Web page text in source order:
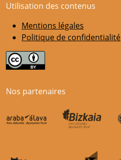
Utilisation des contenus
Mentions légales
Politique de confidentialité
Nos partenaires